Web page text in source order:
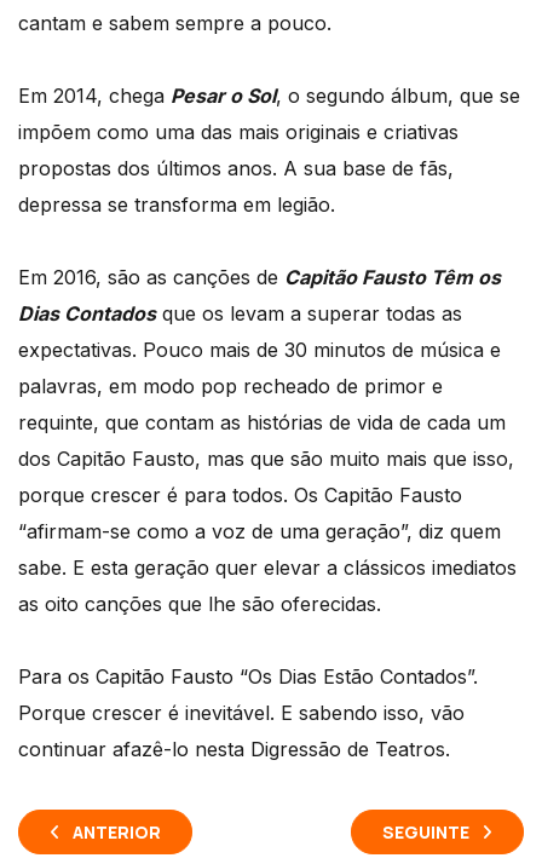
cantam e sabem sempre a pouco.
Em 2014, chega Pesaro Sol, o segundo álbum, que se
impõem como uma das mais originais e criativas
propostas dos últimos anos. A sua base de fãs,
depressa se transforma em legião.
Em 2016, são as canções de Capitão Fausto Têm os
Dias Contadosque os levam a superar todas as
expectativas. Pouco mais de 30 minutos de música e
palavras, em modo pop recheado de primor e
requinte, que contam as histórias de vida de cada um
dos Capitão Fausto, mas que são muito mais que isso,
porque crescer é para todos. Os Capitão Fausto
“afirmam-se como a voz de uma geração”, diz quem
sabe. E esta geração quer elevar a clássicos imediatos
as oito canções que lhe são oferecidas.
Para os Capitão Fausto “Os Dias Estão Contados”.
Porque crescer é inevitável. E sabendo isso, vão
continuar afazê-lo nesta Digressão de Teatros.
ANTERIOR SEGUINTE